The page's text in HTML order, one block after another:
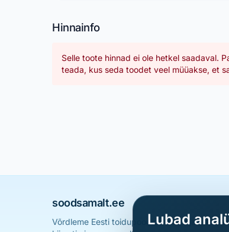
Hinnainfo
Selle toote hinnad ei ole hetkel saadaval.
teada, kus seda toodet veel müüakse, et
soodsamalt.ee
Võrdleme Eesti toidupoodide hindu ja aitame
Lubad